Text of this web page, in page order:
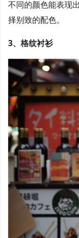
不同的颜色能表现
择别致的配色。
3、格纹衬衫